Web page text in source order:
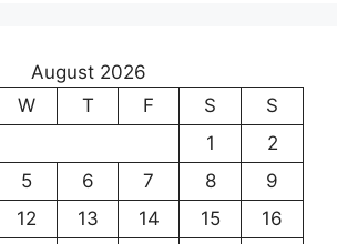
August 2026
W T F S
S
1
2
5 6 7 8
9
12 13 14 15
16